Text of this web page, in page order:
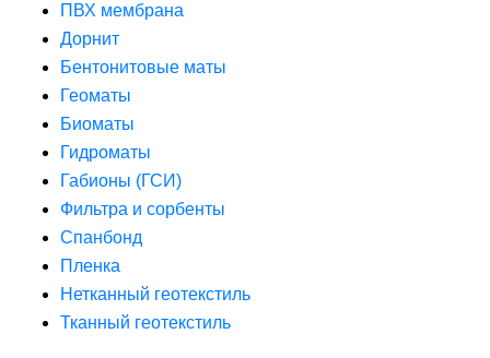
ПВХ мембрана
Дорнит
Бентонитовые маты
Геоматы
Биоматы
Гидроматы
Габионы (ГСИ)
Фильтра и сорбенты
Спанбонд
Пленка
Нетканный геотекстиль
Тканный геотекстиль